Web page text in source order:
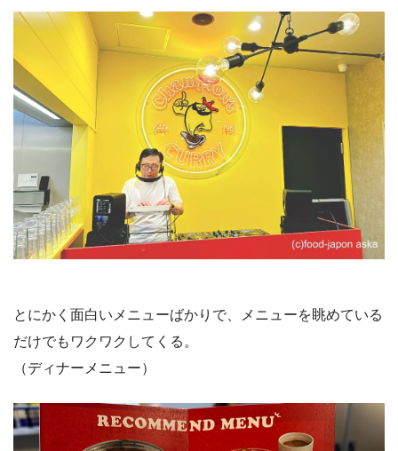
とにかく面白いメニューばかりで、メニューを眺めている
だけでもワクワクしてくる。
（ディナーメニュー）